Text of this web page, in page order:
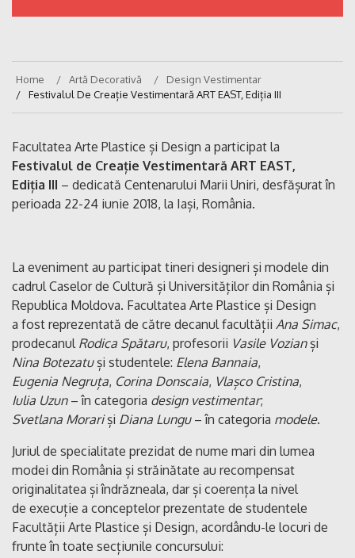
Home Artă Decorativă
Design Vestimentar
Festivalul De Creație Vestimentară ART EAST, Ediția III
Facultatea Arte Plastice și Design a participat la
Festivalul de Creație Vestimentară ART EAST,
Ediția III – dedicată Centenarului Marii Uniri, desfășurat în
perioada 22-24 iunie 2018, la Iași, România.
La eveniment au participat tineri designeri și modele din
cadrul Caselor de Cultură și Universităților din România și
Republica Moldova. Facultatea Arte Plastice și Design
a fost reprezentată de către decanul facultății Ana Simac,
prodecanul Rodica Spătaru, profesorii Vasile Vozianși
Nina Botezatuși studentele: Elena Bannaia,
Eugenia Negruța, Corina Donscaia, Vlașco Cristina,
Iulia Uzun– în categoria design vestimentar;
Svetlana Morariși Diana Lungu– în categoria modele.
Juriul de specialitate prezidat de nume mari din lumea
modei din România și străinătate au recompensat
originalitatea și îndrăzneala, dar și coerența la nivel
de execuție a conceptelor prezentate de studentele
Facultății Arte Plastice și Design, acordându-le locuri de
frunte în toate secțiunile concursului: